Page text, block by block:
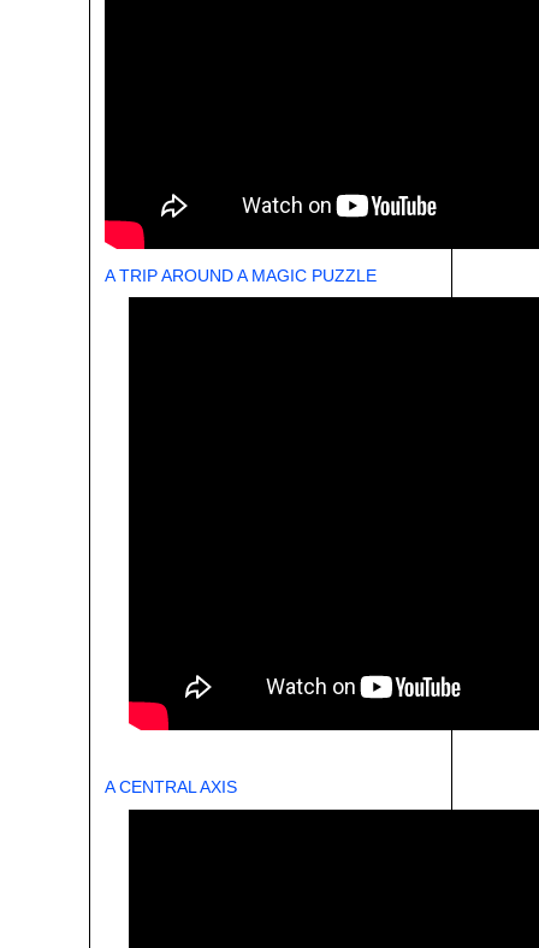
A TRIP AROUND A MAGIC PUZZLE
A CENTRAL AXIS